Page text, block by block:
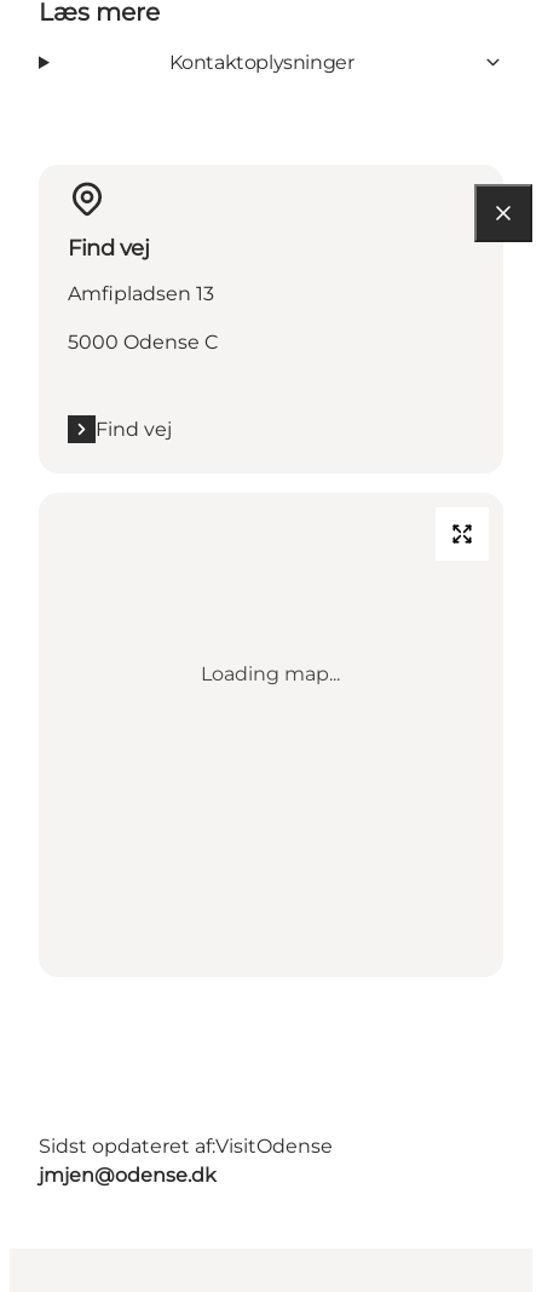
Læs mere
Kontaktoplysninger
Find vej
Amfipladsen 13
5000 Odense C
Find vej
Loading map...
Sidst opdateret af:VisitOdense
jmjen@odense.dk